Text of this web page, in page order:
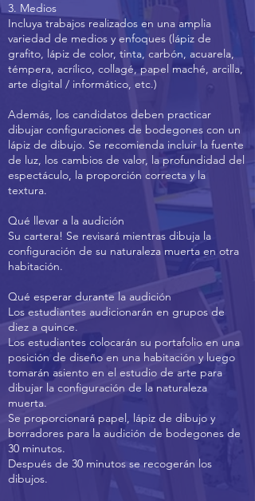
3. Medios
Incluya trabajos realizados en una amplia
variedad de medios y enfoques (lápiz de
grafito, lápiz de color, tinta, carbón, acuarela,
témpera, acrílico, collagé, papel maché, arcilla,
arte digital / informático, etc.)
Además, los candidatos deben practicar
dibujar configuraciones de bodegones con un
lápiz de dibujo. Se recomienda incluir la fuente
de luz, los cambios de valor, la profundidad del
espectáculo, la proporción correcta y la
textura.
Qué llevar a la audición
Su cartera! Se revisará mientras dibuja la
configuración de su naturaleza muerta en otra
habitación.
Qué esperar durante la audición
Los estudiantes audicionarán en grupos de
diez a quince.
Los estudiantes colocarán su portafolio en una
posición de diseño en una habitación y luego
tomarán asiento en el estudio de arte para
dibujar la configuración de la naturaleza
muerta.
Se proporcionará papel, lápiz de dibujo y
borradores para la audición de bodegones de
30 minutos.
Después de 30 minutos se recogerán los
dibujos.